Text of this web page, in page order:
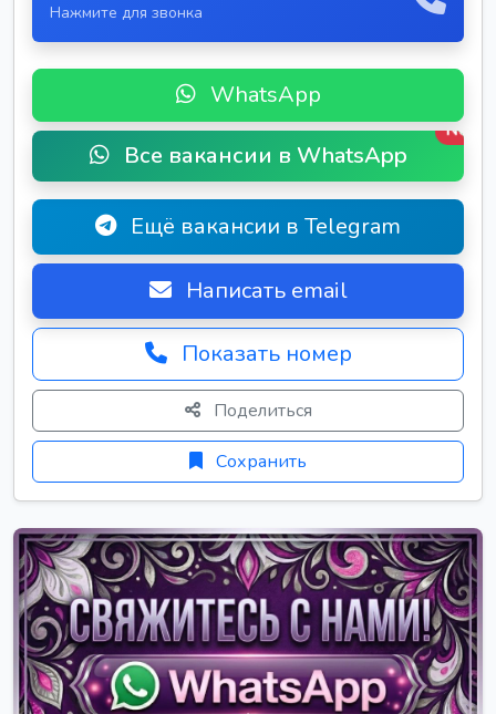
Нажмите для звонка
WhatsApp
Все вакансии в WhatsApp
New
Ещё вакансии в Telegram
Написать email
Показать номер
Поделиться
Сохранить